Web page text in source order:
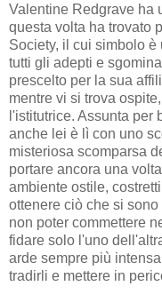
Valentine Redgrave ha
questa volta ha trovato
Society, il cui simbolo è
tutti gli adepti e
prescelto per la sua
mentre vi si trova
l'istitutrice. Assunta per
anche lei è lì con uno
misteriosa scomparsa
portare ancora una
ambiente ostile,
ottenere ciò che si
non poter commettere
fidare solo l'uno
arde sempre più
tradirli e mettere in